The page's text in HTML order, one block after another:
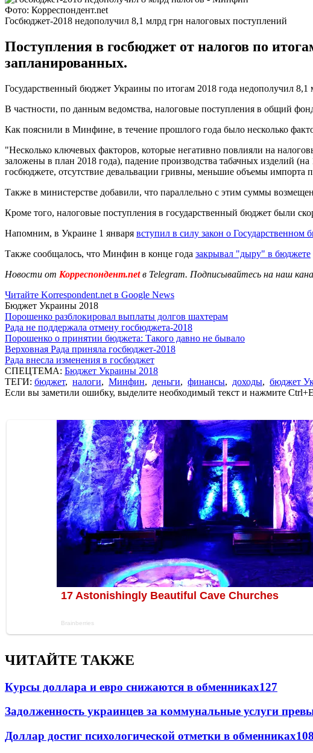
Фото: Корреспондент.net
Госбюджет-2018 недополучил 8,1 млрд грн налоговых поступлений
Поступления в госбюджет от налогов по
запланированных.
Государственный бюджет Украины по итогам 2018 года недополучил
В частности, по данным ведомства, налоговые поступления в общий
Как пояснили в Минфине, в течение прошлого года было несколько
"Несколько ключевых факторов, которые негативно повлияли на
заложены в план 2018 года), падение производства табачных изделий
госбюджете, отсутствие девальвации гривны, меньшие объемы импорта
Также в министерстве добавили, что параллельно с этим суммы
Кроме того, налоговые поступления в государственный бюджет были
Напомним, в Украине 1 января вступил в силу закон о Государственном
Также сообщалось, что Минфин в конце года закрывал "дыру" в бюджете
Новости от Корреспондент.netв Telegram. Подписывайтесь на наш
Читайте Korrespondent.net в Google News
Бюджет Украины 2018
Порошенко разблокировал выплаты долгов шахтерам
Рада не поддержала отмену госбюджета-2018
Порошенко о принятии бюджета: Такого давно не бывало
Верховная Рада приняла госбюджет-2018
Рада внесла изменения в госбюджет
СПЕЦТЕМА: Бюджет Украины 2018
ТЕГИ: бюджет, налоги, Минфин, деньги, финансы, доходы, бюджет
Если вы заметили ошибку, выделите необходимый текст и нажмите
ЧИТАЙТЕ ТАКЖЕ
Курсы доллара и евро снижаются в обменниках127
Задолженность украинцев за коммунальные услуги
Доллар достиг психологической отметки в обменниках108